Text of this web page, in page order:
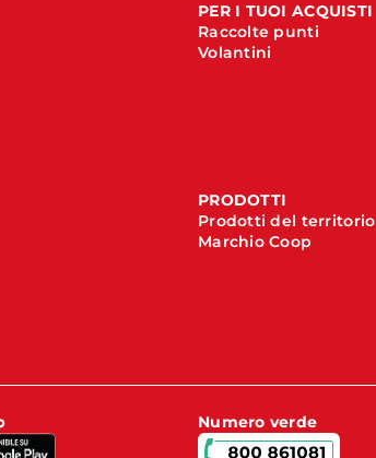
PER I TUOI ACQUISTI
Raccolte punti
Volantini
PRODOTTI
Prodotti del territorio
Marchio Coop
Numero verde